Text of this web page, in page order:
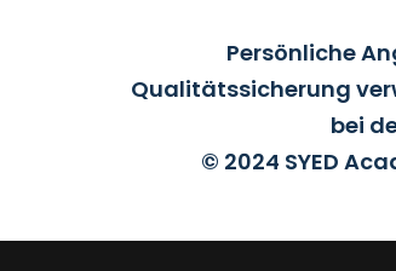
Persönliche
Qualitätssicherung
bei
© 2024 SYED